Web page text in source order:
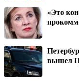
«Это
вышел